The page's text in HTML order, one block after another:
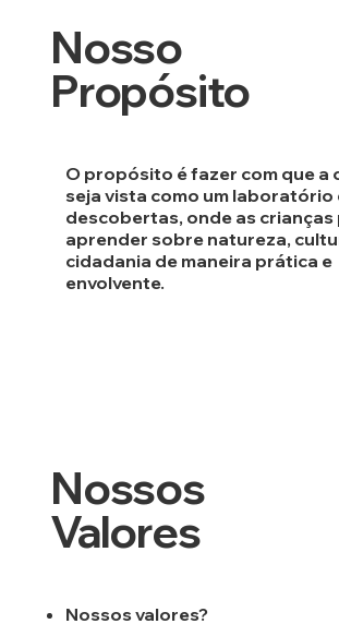
Nosso
Propósito
O propósito éfazer com que a
seja vista como um laboratório
descobertas, onde as
aprender sobre natureza,
cidadania de maneira prática e
envolvente.
Nossos
Valores
Nossos valores?